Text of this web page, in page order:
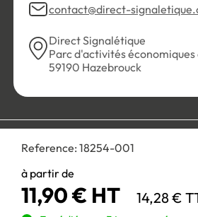
Reference: 18254-001
à partir de
11,90 € HT 14,28 €
contact@direct-
Direct Signalétique
Parc d'activités économiques
59190 Hazebrouck
Personnaliser les cookies
Paiement 100%